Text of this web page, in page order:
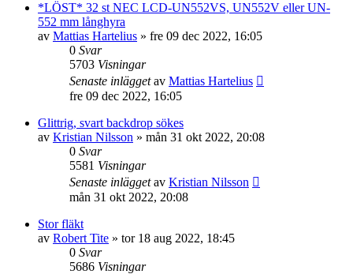
*LÖST* 32 st NEC LCD-UN552VS, UN552V eller UN-
552 mm långhyra
av Mattias Hartelius » fre 09 dec 2022, 16:05
0 Svar
5703 Visningar
Senaste inläggetav Mattias Hartelius
fre 09 dec 2022, 16:05
Glittrig, svart backdrop sökes
av Kristian Nilsson » mån 31 okt 2022, 20:08
0 Svar
5581 Visningar
Senaste inläggetav Kristian Nilsson
mån 31 okt 2022, 20:08
Stor fläkt
av Robert Tite » tor 18 aug 2022, 18:45
0 Svar
5686 Visningar